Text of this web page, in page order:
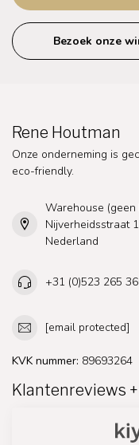
Bezoek onze
Rene Houtman
Onze onderneming is
eco-friendly.
Warehouse (geen
Nijverheidsstraat
Nederland
+31 (0)523 265
[email protected]
KVK nummer: 89693264
Klantenreviews